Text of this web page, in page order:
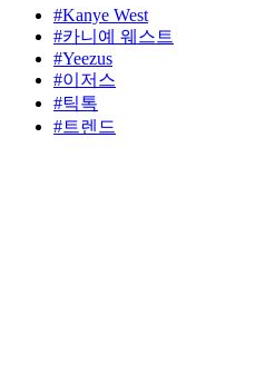
#Kanye West
#카니예 웨스트
#Yeezus
#이저스
#틱톡
#트렌드